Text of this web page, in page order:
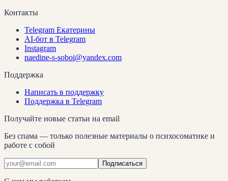
Контакты
Telegram Екатерины
AI-бот в Telegram
Instagram
naedine-s-soboi@yandex.com
Поддержка
Написать в поддержку
Поддержка в Telegram
Получайте новые статьи на email
Без спама — только полезные материалы о психосоматике и
работе с собой
Подписаться